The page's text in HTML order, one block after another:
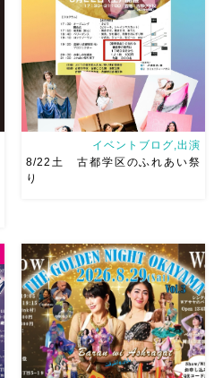
りにて踊らせていただきます♡
太鼓も叩くよー！私たちは
18:40頃から出演です屋台も出
てとても楽しいお祭りになりそ
う
私たちも踊った後は祭り
を楽しみます
遊びにいら
[…]
イベントブログ,出演
8/22土 古都学区のふれあい祭
り